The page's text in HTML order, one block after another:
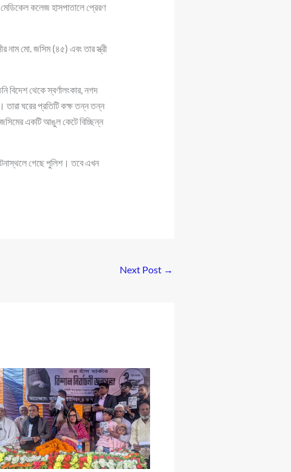
কলেজ হাসপাতালে প্রেরণ
নাম মো. জসিম (৪৫) এবং তার স্ত্রী
বিদেশ থেকে স্বর্ণালংকার, নগদ
তারা ঘরের প্রতিটি কক্ষ তন্ন তন্ন
একটি আঙুল কেটে বিচ্ছিন্ন
ঘটনাস্থলে গেছে পুলিশ। তবে এখন
Next Post →